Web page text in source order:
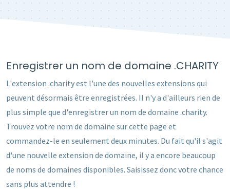
Enregistrer un nom de domaine .CHARITY
L'extension .charity est l'une des nouvelles extensions qui
peuvent désormais être enregistrées. Il n'y a d'ailleurs rien de
plus simple que d'enregistrer un nom de domaine .charity.
Trouvez votre nom de domaine sur cette page et
commandez-le en seulement deux minutes. Du fait qu'il s'agit
d'une nouvelle extension de domaine, il y a encore beaucoup
de noms de domaines disponibles. Saisissez donc votre chance
sans plus attendre !